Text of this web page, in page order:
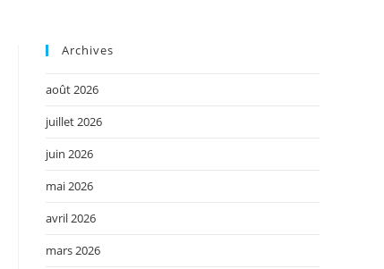
Archives
août 2026
juillet 2026
juin 2026
mai 2026
avril 2026
mars 2026